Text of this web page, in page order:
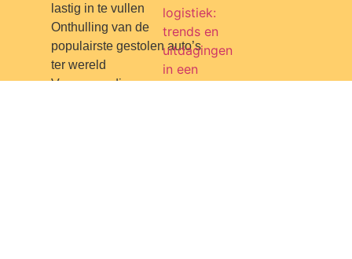
lastig in te vullen
Onthulling van de
populairste gestolen auto’s
ter wereld
Vereenvoudig uw
logistiek:
trends en
uitdagingen
in een